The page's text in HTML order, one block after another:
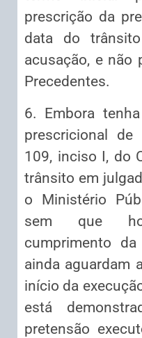
prescrição da
data do
acusação, e não
Precedentes.
6. Embora
prescricional
109, inciso I, do
trânsito em
o Ministério
sem que
cumprimento
ainda aguardam
início da
está
pretensão